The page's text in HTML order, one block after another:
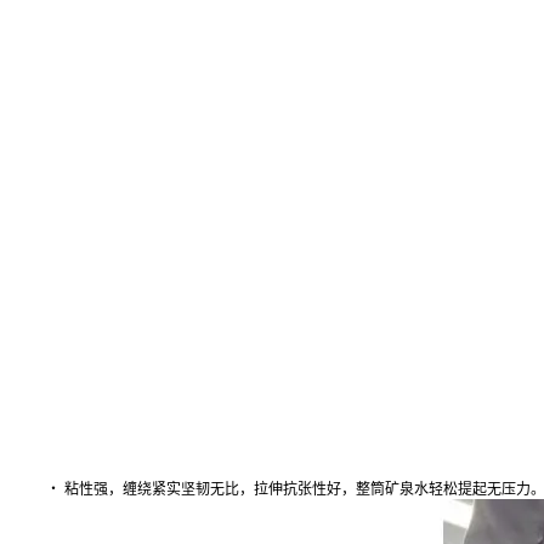
・ 粘性强，缠绕紧实坚韧无比，拉伸抗张性好，整筒矿泉水轻松提起无压力。